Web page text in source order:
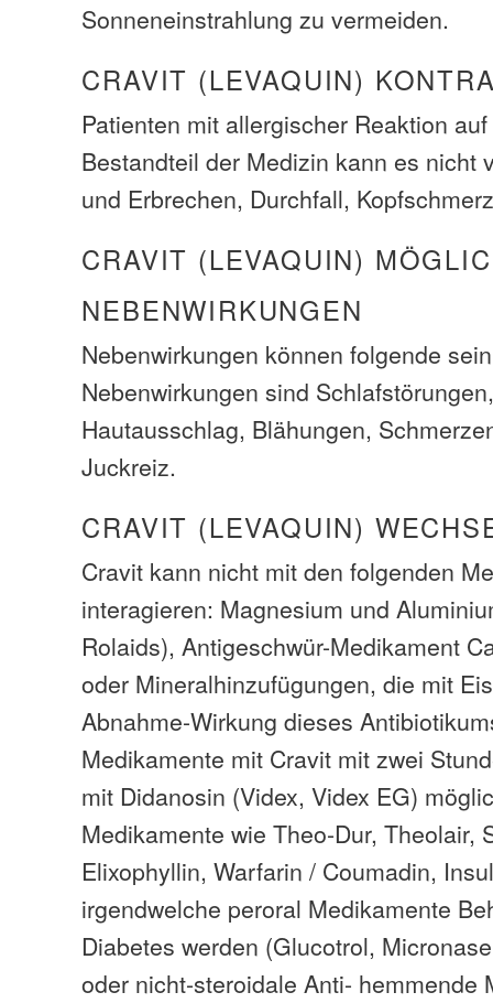
Sonneneinstrahlung zu vermeiden.
CRAVIT (LEVAQUIN)
Patienten mit allergischer Reaktion
Bestandteil der Medizin kann es nicht
und Erbrechen, Durchfall,
CRAVIT (LEVAQUIN)
NEBENWIRKUNGEN
Nebenwirkungen können folgende
Nebenwirkungen sind
Hautausschlag, Blähungen,
Juckreiz.
CRAVIT (LEVAQUIN)
Cravit kann nicht mit den folgenden
interagieren: Magnesium und
Rolaids), Antigeschwür-Medikament
oder Mineralhinzufügungen, die mit
Abnahme-Wirkung dieses
Medikamente mit Cravit mit zwei
mit Didanosin (Videx, Videx EG)
Medikamente wie Theo-Dur, Theolair,
Elixophyllin, Warfarin / Coumadin,
irgendwelche peroral Medikamente
Diabetes werden (Glucotrol,
oder nicht-steroidale Anti- hemmende